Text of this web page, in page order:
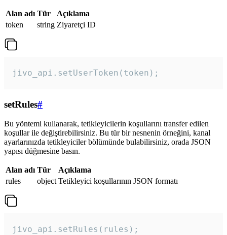
Alan adı Tür
Açıklama
token
string Ziyaretçi ID
jivo_api.setUserToken(token);
setRules#
Bu yöntemi kullanarak, tetikleyicilerin koşullarını transfer edilen
koşullar ile değiştirebilirsiniz. Bu tür bir nesnenin örneğini, kanal
ayarlarınızda tetikleyiciler bölümünde bulabilirsiniz, orada JSON
yapısı düğmesine basın.
Alan adı Tür
Açıklama
rules
object Tetikleyici koşullarının JSON formatı
jivo_api.setRules(rules);